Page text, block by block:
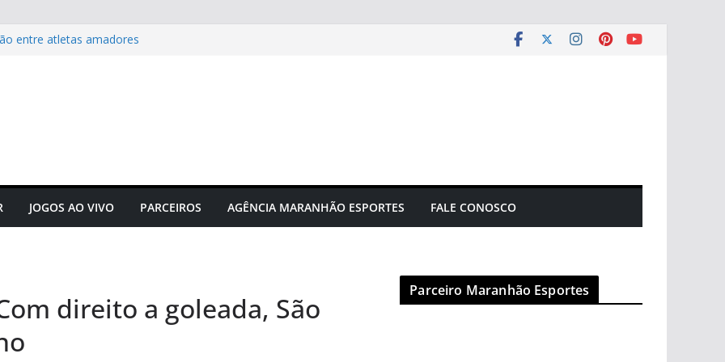
entre atletas amadores
Sul-americano FIA
acontecerá em outubro em
a correr
JOGOS AO VIVO PARCEIROS AGÊNCIA MARANHÃO ESPORTES FALE CONOSCO
direito a goleada, São
Parceiro Maranhão Esportes